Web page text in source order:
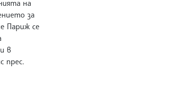
на
за
Париж се
в
прес.